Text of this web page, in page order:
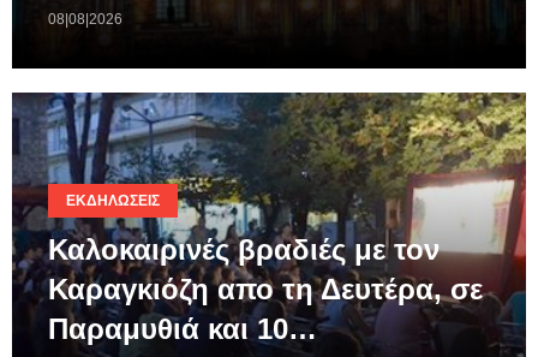
08|08|2026
ΕΚΔΗΛΏΣΕΙΣ
Καλοκαιρινές βραδιές με τον
Καραγκιόζη απο τη Δευτέρα, σε
Παραμυθιά και 10…